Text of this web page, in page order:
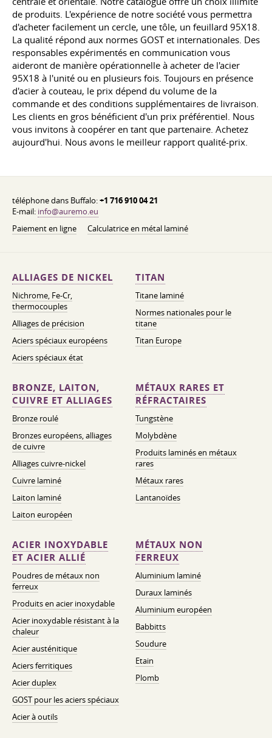
de produits. L'expérience de notre société vous permettra
d'acheter facilement un cercle, une tôle, un feuillard 95X18.
La qualité répond aux normes GOST et internationales. Des
responsables expérimentés en communication vous
aideront de manière opérationnelle à acheter de l'acier
95X18 à l'unité ou en plusieurs fois. Toujours en présence
d'acier à couteau, le prix dépend du volume de la
commande et des conditions supplémentaires de livraison.
Les clients en gros bénéficient d'un prix préférentiel. Nous
vous invitons à coopérer en tant que partenaire. Achetez
aujourd'hui. Nous avons le meilleur rapport qualité-prix.
téléphone dans Buffalo:+1 716 910 04 21
E-mail: info@auremo.eu
Paiement en ligne
Calculatrice en métal laminé
ALLIAGES DE NICKEL
Nichrome, Fe-Cr,
thermocouples
Alliages de précision
Aciers spéciaux européens
Aciers spéciaux état
TITAN
Titane laminé
Normes nationales pour le
titane
Titan Europe
BRONZE, LAITON,
CUIVRE ET ALLIAGES
Bronze roulé
Bronzes européens, alliages
de cuivre
Alliages cuivre-nickel
Cuivre laminé
Laiton laminé
Laiton européen
MÉTAUX RARES ET
RÉFRACTAIRES
Tungstène
Molybdène
Produits laminés en métaux
rares
Métaux rares
Lantanoïdes
ACIER INOXYDABLE
ET ACIER ALLIÉ
Poudres de métaux non
ferreux
Produits en acier inoxydable
Acier inoxydable résistant à la
chaleur
Acier austénitique
Aciers ferritiques
Acier duplex
GOST pour les aciers spéciaux
Acier à outils
MÉTAUX NON
FERREUX
Aluminium laminé
Duraux laminés
Aluminium européen
Babbitts
Soudure
Etain
Plomb